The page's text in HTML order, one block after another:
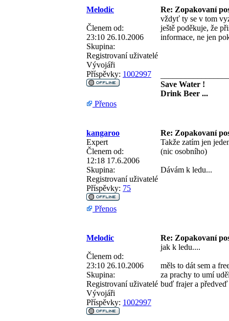
Melodic Re: Zopakovaní
Členem od:
23:10 26.10.2006
Skupina:
Registrovaní uživatelé
Vývojáři
Příspěvky: 1002997
vždyť ty se v tom
ještě poděkuje, že
informace, ne jen
Save Water !
Drink Beer ...
Přenos
kangaroo
Re: Zopakovaní
Expert
Členem od:
12:18 17.6.2006
Skupina:
Registrovaní uživatelé
Příspěvky: 75
Takže zatím jen
(nic osobního)
Dávám k ledu...
Přenos
Melodic Re: Zopakovaní
Členem od:
23:10 26.10.2006
Skupina:
Registrovaní uživatelé
Vývojáři
Příspěvky: 1002997
jak k ledu....
měls to dát sem a
za prachy to umí
buď frajer a